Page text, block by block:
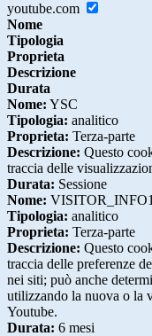
youtube.com
Nome
Tipologia
Proprieta
Descrizione
Durata
Nome: YSC
Tipologia: analitico
Proprieta: Terza-parte
Descrizione: Questo
traccia delle
Durata: Sessione
Nome:
Tipologia: analitico
Proprieta: Terza-parte
Descrizione: Questo
traccia delle preferenze
nei siti; può anche
utilizzando la nuova o la
Youtube.
Durata: 6 mesi